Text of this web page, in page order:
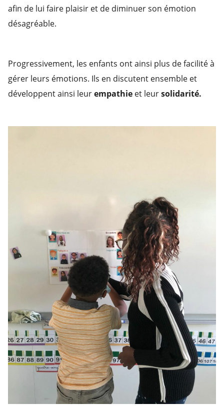
afin de lui faire plaisir et de diminuer son émotion
désagréable.
Progressivement, les enfants ont ainsi plus de facilité à
gérer leurs émotions. Ils en discutent ensemble et
développent ainsi leurempathie et leursolidarité.